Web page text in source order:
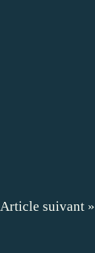
Article suivant »